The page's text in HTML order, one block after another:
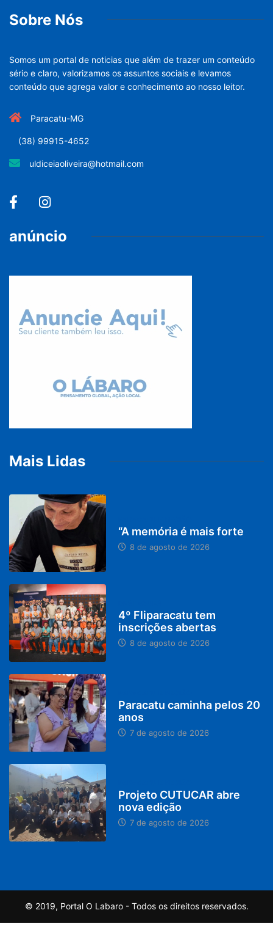
Sobre Nós
Somos um portal de noticias que além de trazer um conteúdo
sério e claro, valorizamos os assuntos sociais e levamos
conteúdo que agrega valor e conhecimento ao nosso leitor.
Paracatu-MG
(38) 99915-4652
uldiceiaoliveira@hotmail.com
anúncio
Mais Lidas
“A memória é mais forte
8 de agosto de 2026
4º Fliparacatu tem
inscrições abertas
8 de agosto de 2026
Paracatu caminha pelos 20
anos
7 de agosto de 2026
Projeto CUTUCAR abre
nova edição
7 de agosto de 2026
© 2019, Portal O Labaro - Todos os direitos reservados.